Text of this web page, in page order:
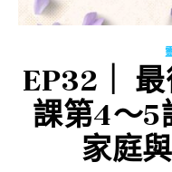
EP32｜
課第4～5
家庭